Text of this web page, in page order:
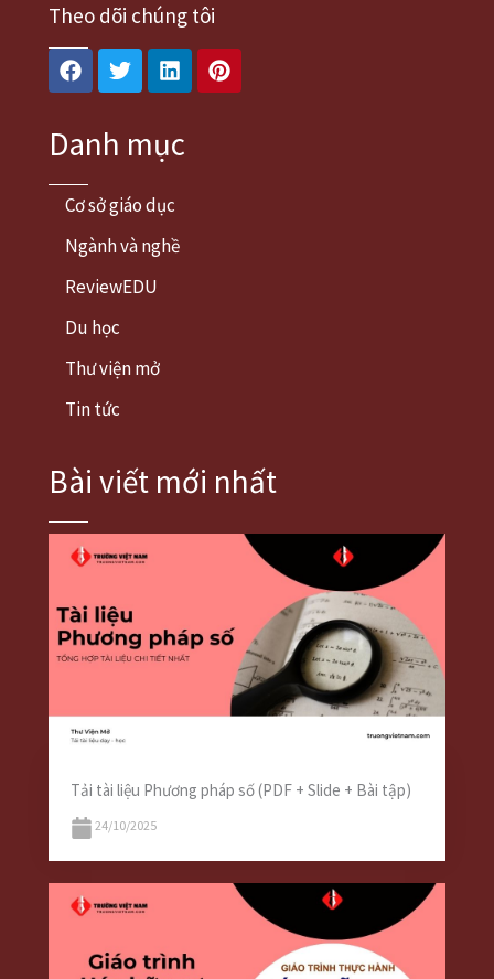
Theo dõi chúng tôi
Facebook
TwitterLinkedinPinterest
Danh mục
Cơ sở giáo dục
Ngành và nghề
ReviewEDU
Du học
Thư viện mở
Tin tức
Bài viết mới nhất
Tải tài liệu Phương pháp số (PDF + Slide + Bài tập)
24/10/2025